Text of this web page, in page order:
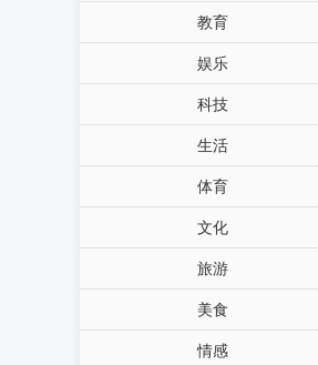
教育
娱乐
科技
生活
体育
文化
旅游
美食
情感